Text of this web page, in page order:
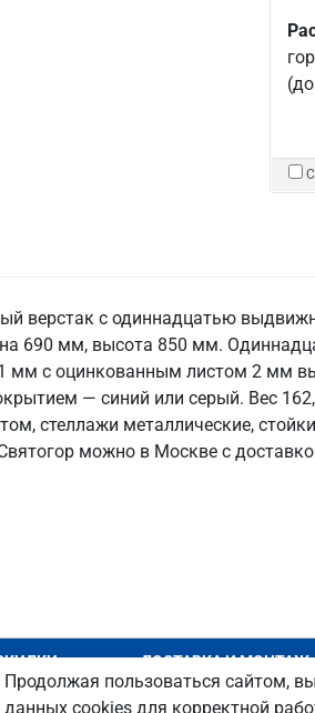
верстак с одиннадцатью
690 мм, высота 850 мм.
с оцинкованным листом 2 мм
— синий или серый. Вес
стеллажи металлические,
можно в Москве с
ДОСТАВКА И МОНТАЖ
Продолжая пользоваться сайтом,
данных cookies для корректной